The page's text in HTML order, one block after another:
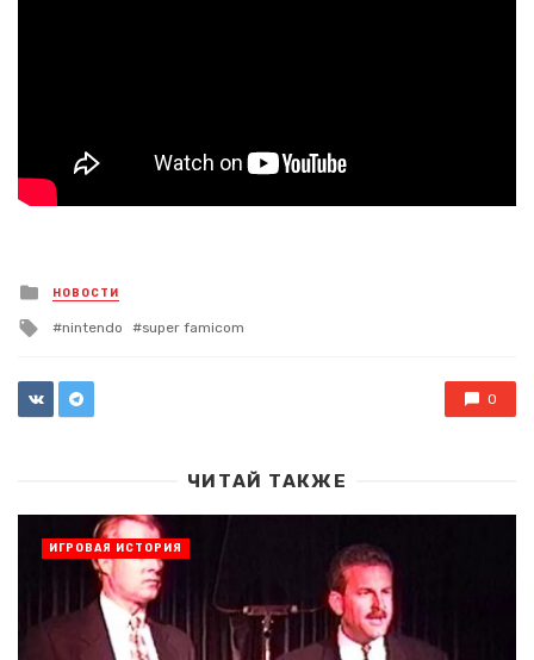
Posted
in
НОВОСТИ
Tagged
nintendo super famicom
0
ЧИТАЙ ТАКЖЕ
ИГРОВАЯ ИСТОРИЯ